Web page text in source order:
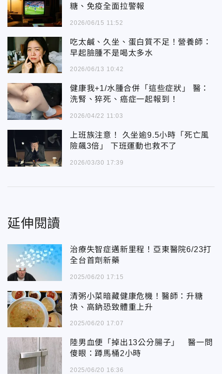
糖、免疫全面拉警報
2026/06/15 11:52
吃太鹹、久坐、蛋白質不足！營養師：
早起臉腫不是喝太多水
2026/06/13 10:42
健康我+1/水腫合併「這些症狀」 醫：
洗腎、猝死、癌症一起報到！
2026/04/22 11:03
上班族注意！ 久坐逾9.5小時「死亡風
險飆3倍」 下班運動也救不了
2026/03/30 17:39
延伸閱讀
治療失智症邁新里程！亞東醫院6/23打
全台首劑新藥
2025/06/20 17:15
清粥小菜暗藏健康危機！醫師：升糖
快、高鈉恐致體重上升
2025/06/20 17:07
陸男血便「掉出13公分腸子」 醫一問
傻眼：蹲馬桶2小時
2025/06/20 16:36